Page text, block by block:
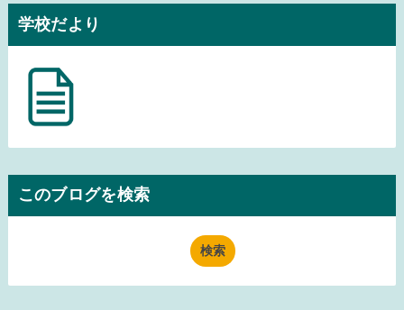
学校だより
このブログを検索